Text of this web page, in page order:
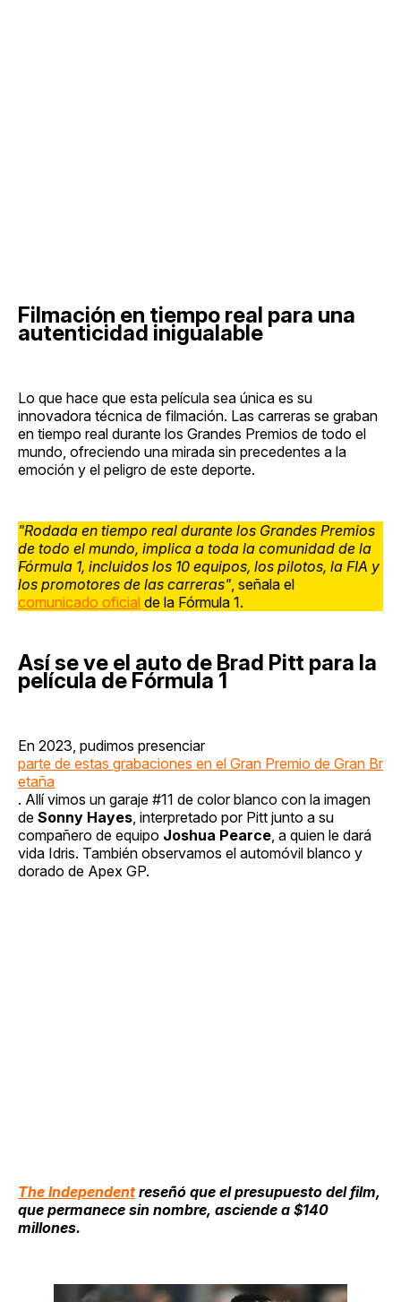
Filmación en tiempo real para una
autenticidad inigualable
Lo que hace que esta película sea única es su
innovadora técnica de filmación. Las carreras se graban
en tiempo real durante los Grandes Premios de todo el
mundo, ofreciendo una mirada sin precedentes a la
emoción y el peligro de este deporte.
"Rodada en tiempo real durante los Grandes Premios
de todo el mundo, implica a toda la comunidad de la
Fórmula 1, incluidos los 10 equipos, los pilotos, la FIA y
los promotores de las carreras" , señala el
comunicado oficial de la Fórmula 1.
Así se ve el auto de Brad Pitt para la
película de Fórmula 1
En 2023, pudimos presenciar
parte de estas grabaciones en el Gran Premio de Gran Br
etaña
. Allí vimos un garaje #11 de color blanco con la imagen
de Sonny Hayes , interpretado por Pitt junto a su
compañero de equipo Joshua Pearce , a quien le dará
vida Idris. También observamos el automóvil blanco y
dorado de Apex GP.
The Independent reseñó que el presupuesto del film,
que permanece sin nombre, asciende a $140
millones.